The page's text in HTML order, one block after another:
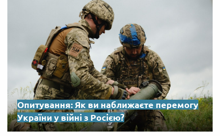
Опитування: Як ви наближаєте перемогу
України у війні з Росією?